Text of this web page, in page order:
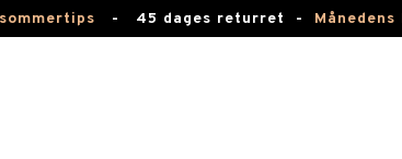
- 45 dages returret -